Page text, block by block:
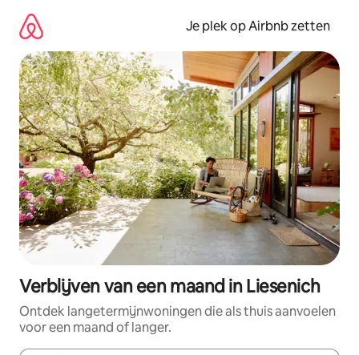
direct
naar
inhoud
Je plek op Airbnb zetten
Verblijven van een maand in Liesenich
Ontdek langetermijnwoningen die als thuis aanvoelen
voor een maand of langer.